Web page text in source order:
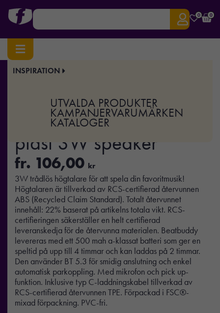
0 0
INSPIRATION
UTVALDA PRODUKTER
KAMPANJERVARUMÄRKEN
KATALOGER
Hem/Elektronik / Ljud/ BeatBuddy återvunnen plast 3W speaker
BeatBuddy återvunnen
plast 3W speaker
fr. 106,00 kr
3W trådlös högtalare för att spela din favoritmusik!
Högtalaren är tillverkad av RCS-certifierad återvunnen
ABS (Recycled Claim Standard). Totalt återvunnet
innehåll: 22% baserat på artikelns totala vikt. RCS-
certifieringen säkerställer en helt certifierad
leveranskedja för de återvunna materialen. Beatbuddy
levereras med ett 500 mah a-klassat batteri som ger en
speltid på upp till 4 timmar och kan laddas på 2 timmar.
Den använder BT 5.3 för smidig anslutning och enkel
automatisk parkoppling. Med mikrofon och pick up-
funktion. Inklusive typ C-laddningskabel tillverkad av
RCS-certifierad återvunnen TPE. Förpackad i FSC®-
mixad förpackning. PVC-fri.